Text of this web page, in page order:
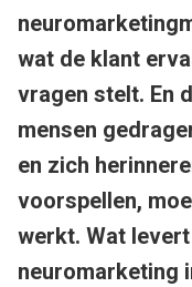
wat de klant
vragen stelt. En
mensen
en zich
voorspellen,
werkt. Wat
neuromarketing